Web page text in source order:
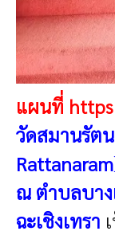
แผนที่
วัดสมานรัต
ณ ตำบลบาง
ฉะเชิงเทรา